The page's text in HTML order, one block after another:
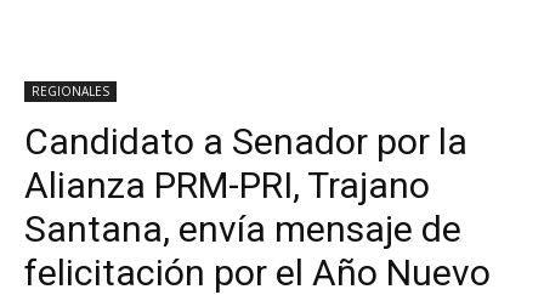
REGIONALES
Candidato a Senador por la
Alianza PRM-PRI, Trajano
Santana, envía mensaje de
felicitación por el Año Nuevo